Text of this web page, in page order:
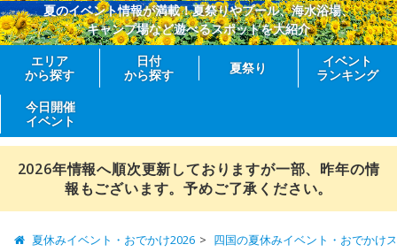
夏のイベント情報が満載！夏祭りやプール、海水浴場、
キャンプ場など遊べるスポットを大紹介
エリア
から探す
日付
から探す
夏祭り
イベント
ランキング
今日開催
イベント
2026年情報へ順次更新しておりますが一部、昨年の情
報もございます。予めご了承ください。
夏休みイベント・おでかけ2026 四国の夏休みイベント・おでかけ